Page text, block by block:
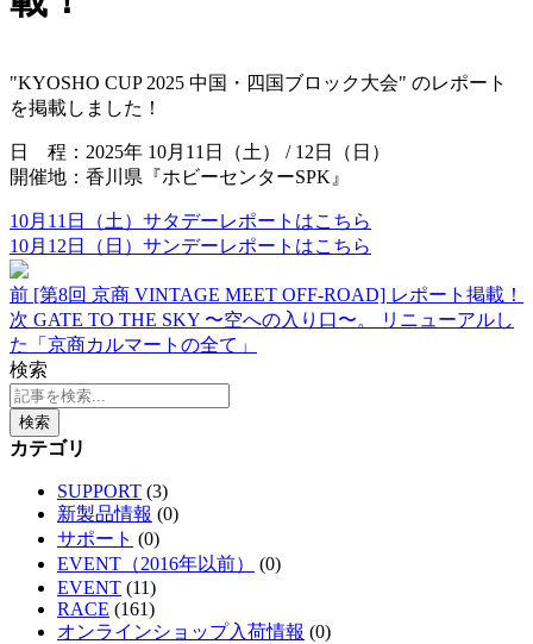
"KYOSHO CUP 2025 中国・四国ブロック大会" のレポート
を掲載しました！
日 程：2025年 10月11日（土） / 12日（日）
開催地：香川県『ホビーセンターSPK』
10月11日（土）サタデーレポートはこちら
10月12日（日）サンデーレポートはこちら
前 [第8回 京商 VINTAGE MEET OFF-ROAD] レポート掲載！
次 GATE TO THE SKY 〜空への入り口〜。 リニューアルし
た「京商カルマートの全て」
検索
検索
カテゴリ
SUPPORT (3)
新製品情報 (0)
サポート (0)
EVENT（2016年以前）
(0)
EVENT (11)
RACE (161)
オンラインショップ入荷情報 (0)